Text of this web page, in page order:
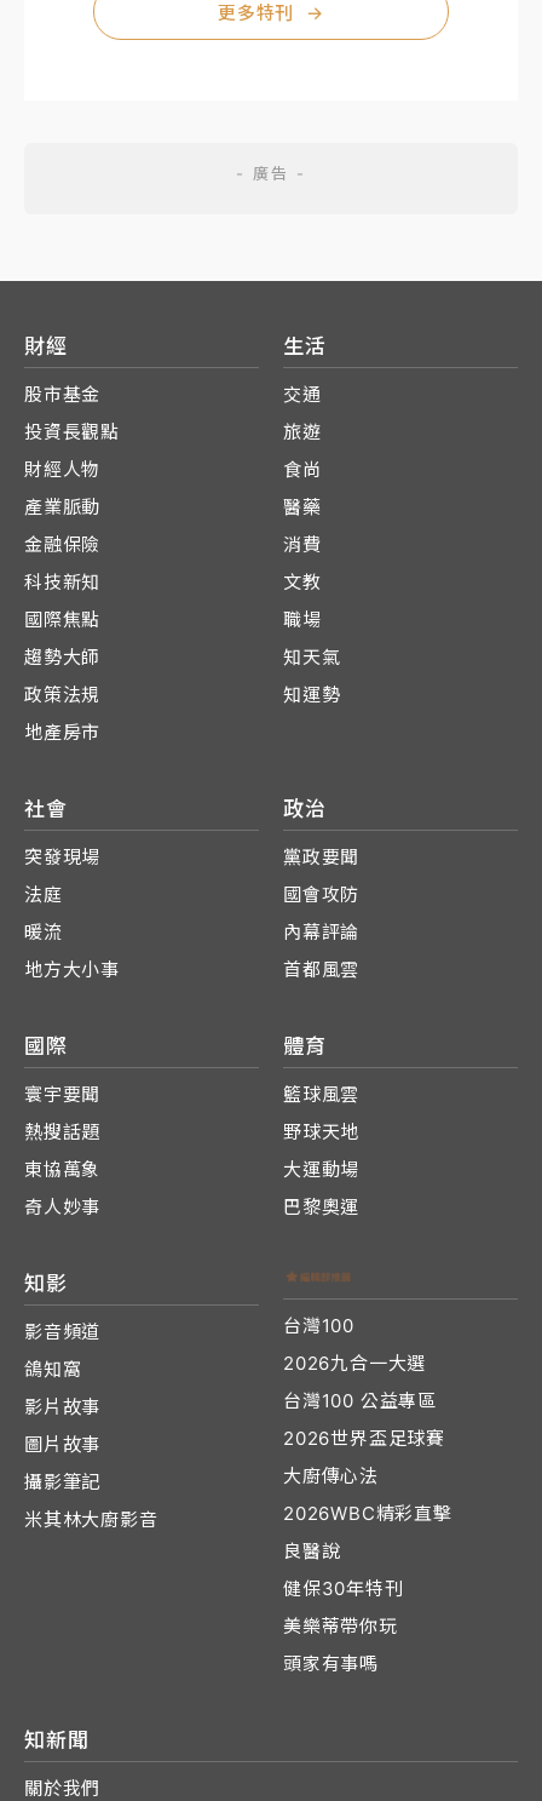
更多特刊 →
財經
股市基金
投資長觀點
財經人物
產業脈動
金融保險
科技新知
國際焦點
趨勢大師
政策法規
地產房市
生活
交通
旅遊
食尚
醫藥
消費
文教
職場
知天氣
知運勢
社會
突發現場
法庭
暖流
地方大小事
政治
黨政要聞
國會攻防
內幕評論
首都風雲
國際
寰宇要聞
熱搜話題
東協萬象
奇人妙事
體育
籃球風雲
野球天地
大運動場
巴黎奧運
知影
影音頻道
鴿知窩
影片故事
圖片故事
攝影筆記
米其林大廚影音
台灣100
2026九合一大選
台灣100 公益專區
2026世界盃足球賽
大廚傳心法
2026WBC精彩直擊
良醫說
健保30年特刊
美樂蒂帶你玩
頭家有事嗎
知新聞
關於我們